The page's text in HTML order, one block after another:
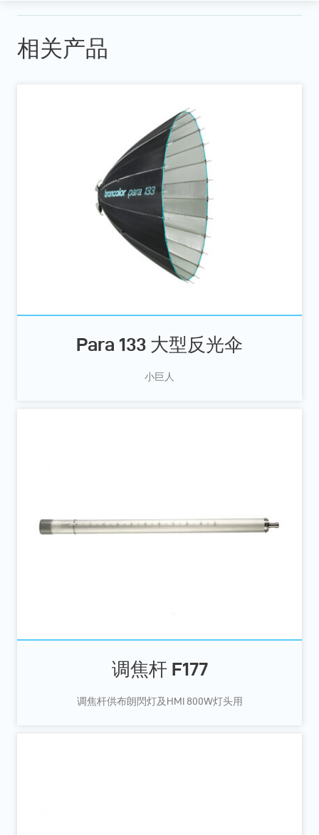
相关产品
Para 133 大型反光伞
小巨人
调焦杆 F177
调焦杆供布朗閃灯及HMI 800W灯头用